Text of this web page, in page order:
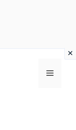
MENU